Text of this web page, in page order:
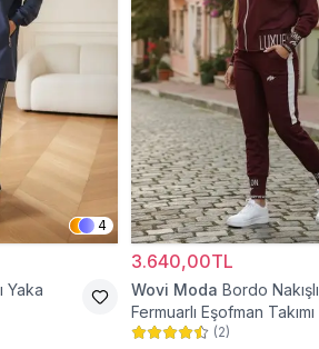
4
Yaka
3.640,00TL
Wovi Moda Bordo Nakışlı
Fermuarlı Eşofman Takımı
(2)